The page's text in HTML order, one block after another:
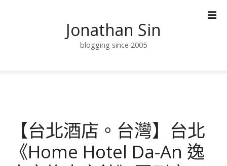
Jonathan Sin
blogging since 2005
【台北酒店。台灣】台北
《Home Hotel Da-An 逸